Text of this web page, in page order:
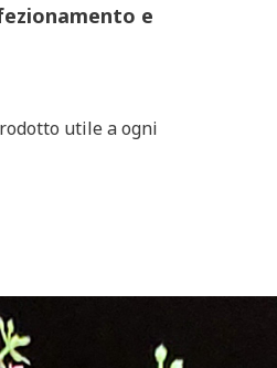
e
utile a ogni